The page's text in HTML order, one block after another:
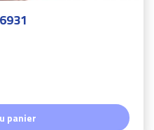
panier